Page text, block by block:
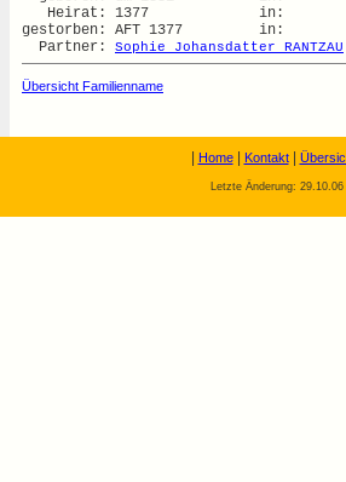
   Heirat: 1377             in:
gestorben: AFT 1377         in:
  Partner:
Sophie Johansdatter RANTZAU
Übersicht Familienname
Home| Kontakt|
Letzte Änderung: 29.10.06